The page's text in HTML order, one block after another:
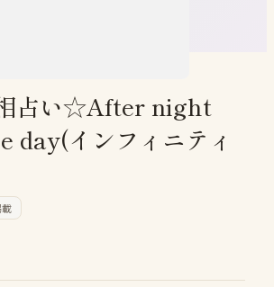
占い☆After night
day(インフィニティ